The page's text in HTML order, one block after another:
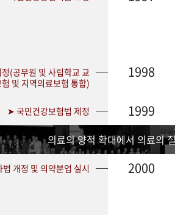
(공무원 및 사립학교 교
및 지역의료보험 통합)
1998
➤ 국민건강보험법 제정 1999
의료의 양적 확대에서 의료의
개정 및 의약분업 실시 2000